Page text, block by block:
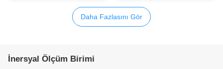
Daha Fazlasını Gör
İnersyal Ölçüm Birimi